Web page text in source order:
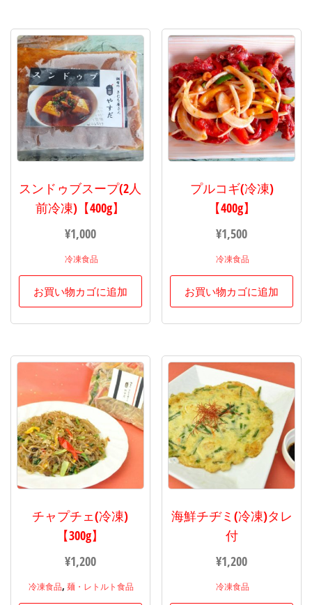
スンドゥブスープ(2人
前冷凍)【400g】
¥1,000
冷凍食品
お買い物カゴに追加
プルコギ(冷凍)
【400g】
¥1,500
冷凍食品
お買い物カゴに追加
チャプチェ(冷凍)
【300g】
¥1,200
冷凍食品, 麺・レトルト食品
海鮮チヂミ(冷凍)タレ
付
¥1,200
冷凍食品